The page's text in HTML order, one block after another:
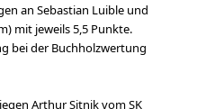
an Sebastian Luible und
mit jeweils 5,5 Punkte.
bei der Buchholzwertung
Arthur Sitnik vom SK